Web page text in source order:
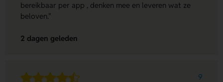
bereikbaar per app , denken mee en leveren wat ze
beloven."
2 dagen geleden
9